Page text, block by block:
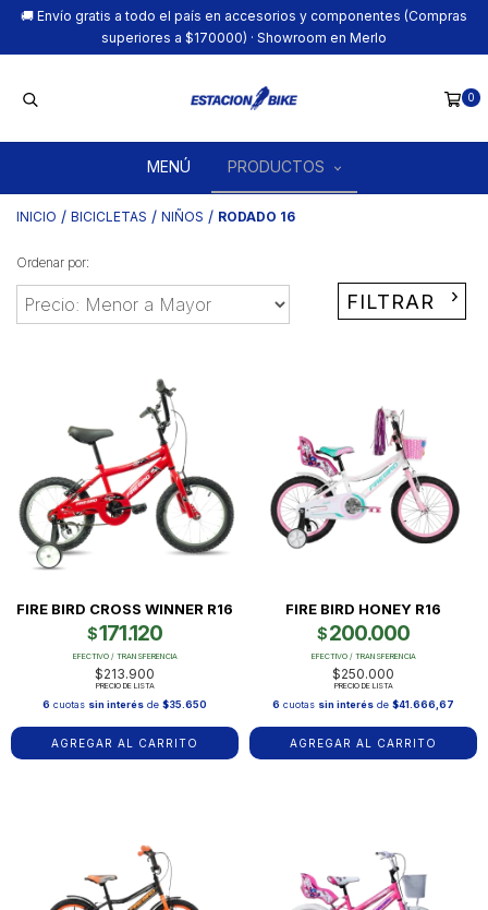
🚚 Envío gratis a todo el país en accesorios y componentes (Compras
superiores a $170000) · Showroom en Merlo
0
MENÚ PRODUCTOS
INICIO / BICICLETAS / NIÑOS / RODADO 16
Ordenar por:
FILTRAR
FIRE BIRD CROSS WINNER R16
$171.120
EFECTIVO / TRANSFERENCIA
$213.900
PRECIO DE LISTA
6 cuotas sin interés de $35.650
AGREGAR AL CARRITO
FIRE BIRD HONEY R16
$200.000
EFECTIVO / TRANSFERENCIA
$250.000
PRECIO DE LISTA
6 cuotas sin interés de $41.666,67
AGREGAR AL CARRITO